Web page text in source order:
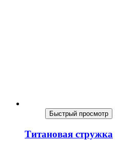
Быстрый просмотр
Титановая стружка